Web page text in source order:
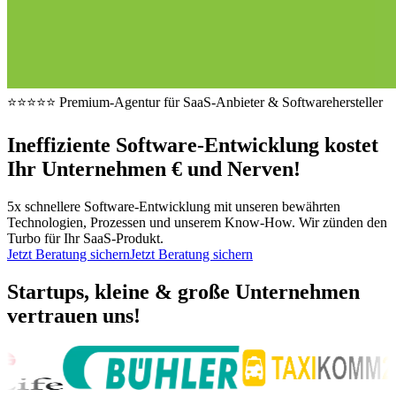
⭐⭐⭐⭐⭐ Premium-Agentur für SaaS-Anbieter & Softwarehersteller
Ineffiziente Software-Entwicklung kostet
Ihr Unternehmen € und Nerven!
5x schnellere Software-Entwicklung mit unseren bewährten
Technologien, Prozessen und unserem Know-How. Wir zünden den
Turbo für Ihr SaaS-Produkt.
Jetzt Beratung sichernJetzt Beratung sichern
Startups, kleine & große Unternehmen
vertrauen uns!